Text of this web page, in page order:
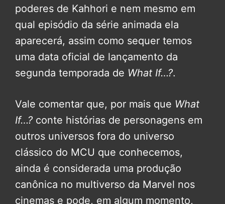
poderes de Kahhori e nem mesmo em
qual episódio da série animada ela
aparecerá, assim como sequer temos
uma data oficial de lançamento da
segunda temporada de What If…?.
Vale comentar que, por mais que What
If…? conte histórias de personagens em
outros universos fora do universo
clássico do MCU que conhecemos,
ainda é considerada uma produção
canônica no multiverso da Marvel nos
cinemas e pode, em algum momento,